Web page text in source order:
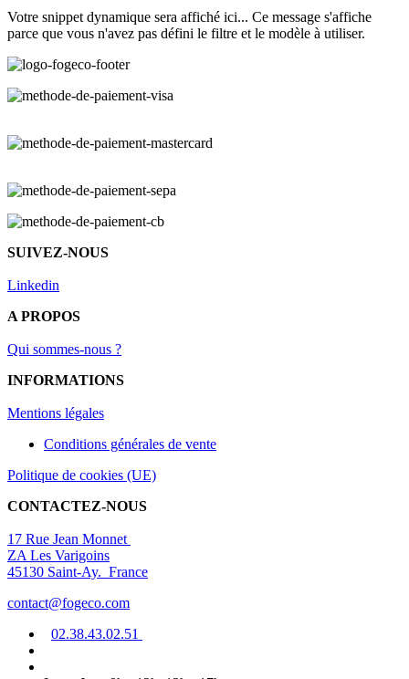
Votre snippet dynamique sera affiché ici... Ce message s'affiche
parce que vous n'avez pas défini le filtre et le modèle à utiliser.
SUIVEZ-NOUS
Linkedin
A PROPOS
Qui sommes-nous ?
INFORMATIONS
Mentions légales
Conditions générales de vente
Politique de cookies (UE)
CONTACTEZ-NOUS
17 Rue Jean Monnet
ZA Les Varigoins
45130 Saint-Ay. France
contact@fogeco.com
02.38.43.02.51